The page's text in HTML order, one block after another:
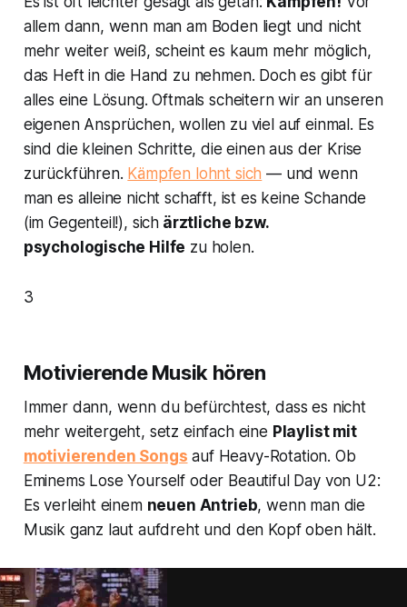
allem dann, wenn man am Boden liegt und nicht
mehr weiter weiß, scheint es kaum mehr möglich,
das Heft in die Hand zu nehmen. Doch es gibt für
alles eine Lösung. Oftmals scheitern wir an unseren
eigenen Ansprüchen, wollen zu viel auf einmal. Es
sind die kleinen Schritte, die einen aus der Krise
zurückführen. Kämpfen lohnt sich — und wenn
man es alleine nicht schafft, ist es keine Schande
(im Gegenteil!), sich ärztliche bzw.
psychologische Hilfe zu holen.
3
Motivierende Musik hören
Immer dann, wenn du befürchtest, dass es nicht
mehr weitergeht, setz einfach eine Playlist mit
motivierenden Songs auf Heavy-Rotation. Ob
Eminems Lose Yourself oder Beautiful Dayvon U2:
Es verleiht einem neuen Antrieb, wenn man die
Musik ganz laut aufdreht und den Kopf oben hält.